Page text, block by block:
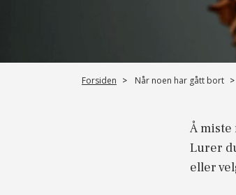
Forsiden Når noen har gått bort
Å miste
Lurer
eller